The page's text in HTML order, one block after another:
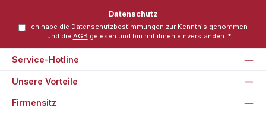
Datenschutz
Ich habe die Datenschutzbestimmungen zur Kenntnis genommen
und die AGB gelesen und bin mit ihnen einverstanden. *
Service-Hotline
Unsere Vorteile
Firmensitz